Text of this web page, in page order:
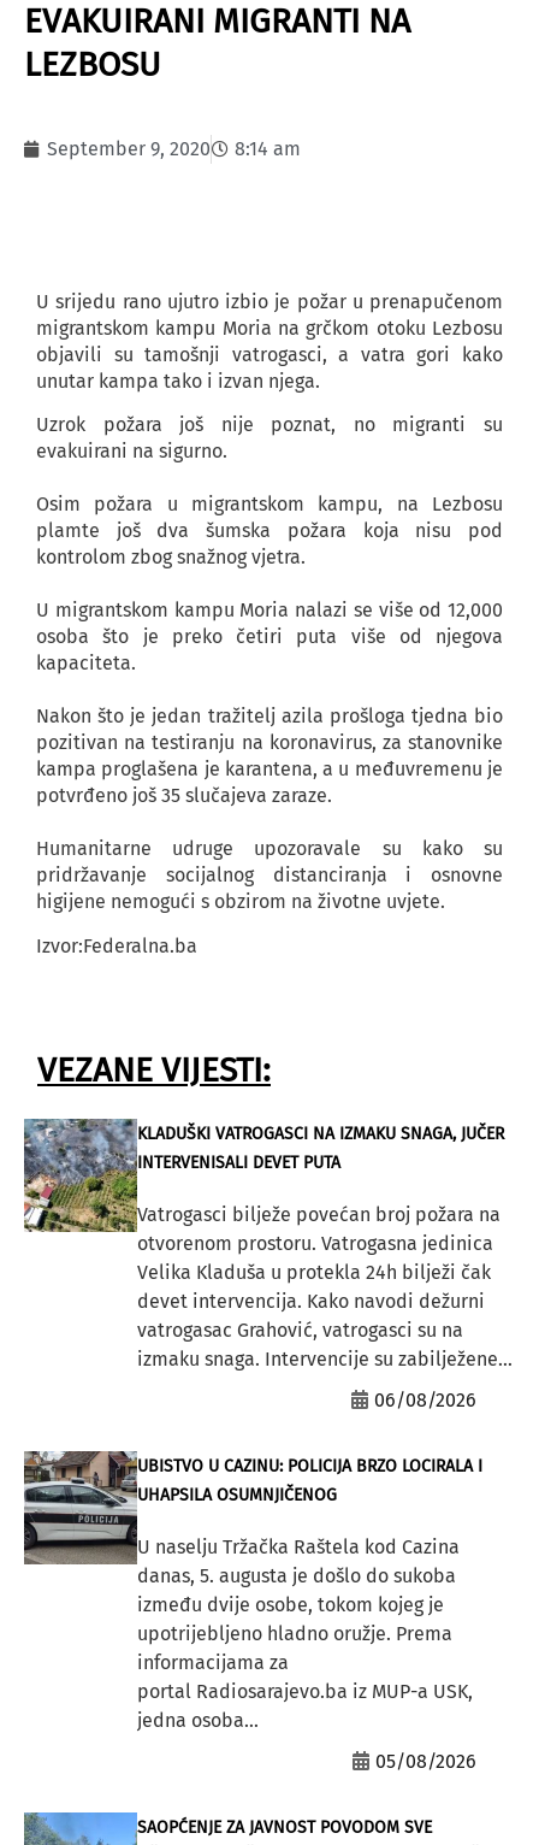
EVAKUIRANI MIGRANTI NA
LEZBOSU
September 9, 2020 8:14 am
U srijedu rano ujutro izbio je požar u prenapučenom
migrantskom kampu Moria na grčkom otoku Lezbosu
objavili su tamošnji vatrogasci, a vatra gori kako
unutar kampa tako i izvan njega.
Uzrok požara još nije poznat, no migranti su
evakuirani na sigurno.
Osim požara u migrantskom kampu, na Lezbosu
plamte još dva šumska požara koja nisu pod
kontrolom zbog snažnog vjetra.
U migrantskom kampu Moria nalazi se više od 12,000
osoba što je preko četiri puta više od njegova
kapaciteta.
Nakon što je jedan tražitelj azila prošloga tjedna bio
pozitivan na testiranju na koronavirus, za stanovnike
kampa proglašena je karantena, a u međuvremenu je
potvrđeno još 35 slučajeva zaraze.
Humanitarne udruge upozoravale su kako su
pridržavanje socijalnog distanciranja i osnovne
higijene nemogući s obzirom na životne uvjete.
Izvor:Federalna.ba
VEZANE VIJESTI:
KLADUŠKI VATROGASCI NA IZMAKU SNAGA, JUČER
INTERVENISALI DEVET PUTA
Vatrogasci bilježe povećan broj požara na
otvorenom prostoru. Vatrogasna jedinica
Velika Kladuša u protekla 24h bilježi čak
devet intervencija. Kako navodi dežurni
vatrogasac Grahović, vatrogasci su na
izmaku snaga. Intervencije su zabilježene...
06/08/2026
UBISTVO U CAZINU: POLICIJA BRZO LOCIRALA I
UHAPSILA OSUMNJIČENOG
U naselju Tržačka Raštela kod Cazina
danas, 5. augusta je došlo do sukoba
između dvije osobe, tokom kojeg je
upotrijebljeno hladno oružje. Prema
informacijama za
portal Radiosarajevo.ba iz MUP-a USK,
jedna osoba...
05/08/2026
SAOPĆENJE ZA JAVNOST POVODOM SVE